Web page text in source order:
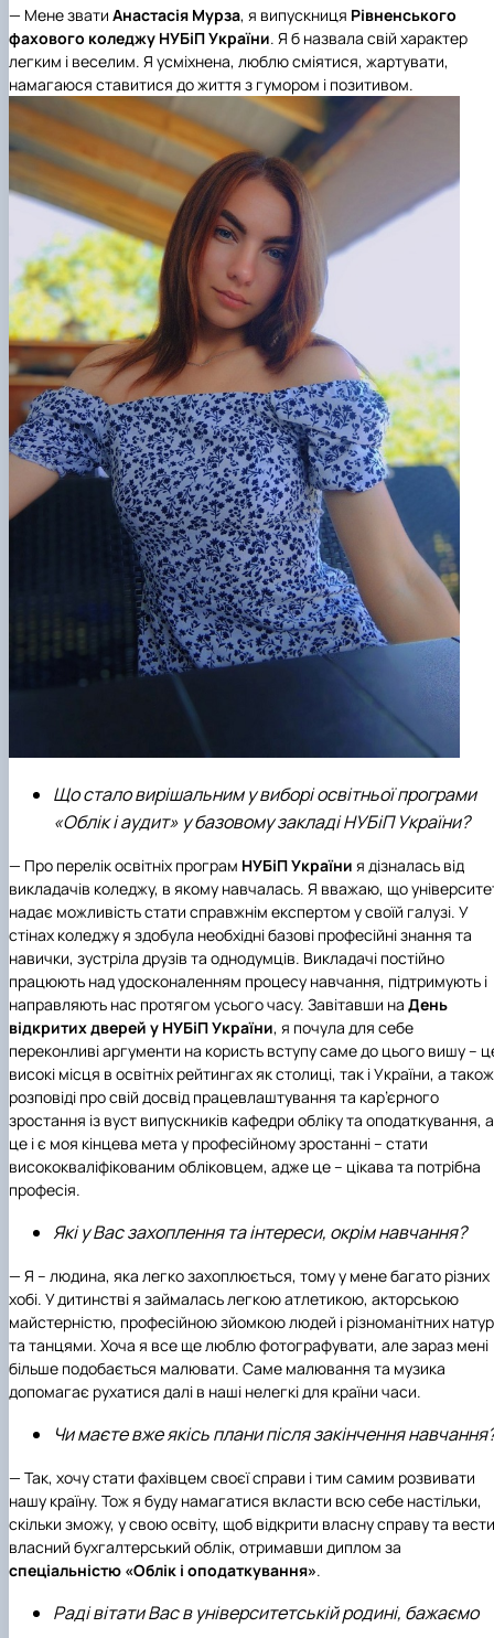
— Мене звати Анастасія Мурза, я випускниця Рівненського
фахового коледжу НУБіП України. Я б назвала свій характер
легким і веселим. Я усміхнена, люблю сміятися, жартувати,
намагаюся ставитися до життя з гумором і позитивом.
Що стало вирішальним у виборі освітньої програми
«Облік і аудит» у базовому закладі НУБіП України?
— Про перелік освітніх програм НУБіП України я дізналась від
викладачів коледжу, в якому навчалась. Я вважаю, що
надає можливість стати справжнім експертом у своїй галузі. У
стінах коледжу я здобула необхідні базові професійні знання та
навички, зустріла друзів та однодумців. Викладачі постійно
працюють над удосконаленням процесу навчання, підтримують і
направляють нас протягом усього часу. Завітавши на День
відкритих дверей у НУБіП України, я почула для себе
переконливі аргументи на користь вступу саме до цього вишу –
високі місця в освітніх рейтингах як столиці, так і України, а також
розповіді про свій досвід працевлаштування та кар’єрного
зростання із вуст випускників кафедри обліку та оподаткування, а
це і є моя кінцева мета у професійному зростанні – стати
висококваліфікованим обліковцем, адже це – цікава та потрібна
професія.
Які у Вас захоплення та інтереси, окрім навчання?
— Я – людина, яка легко захоплюється, тому у мене багато різних
хобі. У дитинстві я займалась легкою атлетикою, акторською
майстерністю, професійною зйомкою людей і різноманітних натур
та танцями. Хоча я все ще люблю фотографувати, але зараз мені
більше подобається малювати. Саме малювання та музика
допомагає рухатися далі в наші нелегкі для країни часи.
Чи маєте вже якісь плани після закінчення
— Так, хочу стати фахівцем своєї справи і тим самим розвивати
нашу країну. Тож я буду намагатися вкласти всю себе настільки,
скільки зможу, у свою освіту, щоб відкрити власну справу та вести
власний бухгалтерський облік, отримавши диплом за
спеціальністю «Облік і оподаткування».
Раді вітати Вас в університетській родині, бажаємо